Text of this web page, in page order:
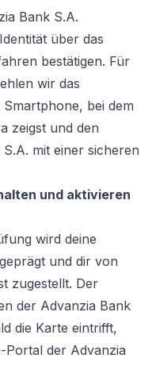
Bank S.A.
über das
bestätigen. Für
wir das
bei dem
zeigst und den
mit einer sicheren
und aktivieren
wird deine
und dir von
zugestellt. Der
der Advanzia Bank
die Karte eintrifft,
Portal der Advanzia